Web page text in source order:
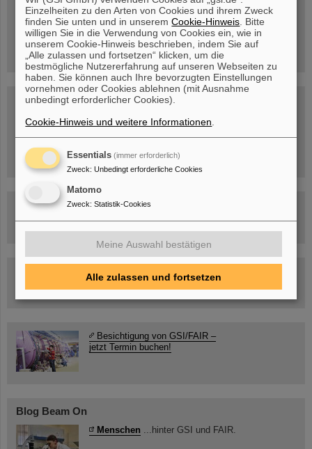
Mittwoch, 19.08.2026, 14 Uhr
Warum existiert nicht einfach nichts?
Hannah Elfner,
GSI/FAIR/Goethe-Universität
Anmeldung und weitere Informationen
SCIENCE POP-UP
12 – 17 Uhr
Ernst-Ludwig-Str. 22
Innenstadt Darmstadt
FAIR-Trailer: Der Weg der Teilchen durch die
Rundflug über die FAIR-Baustelle
Besichtigung von GSI/FAIR –
jetzt Termin buchen!
Blog Beam On
Menschen ...hinter GSI und FAIR.
Einzelheiten zu den Arten von Cookies und ihrem Zweck
finden Sie unten und in unseremCookie-Hinweis . Bitte
willigen Sie in die Verwendung von Cookies ein, wie in
unserem Cookie-Hinweis beschrieben, indem Sie auf
„Alle zulassen und fortsetzen“ klicken, um die
bestmögliche Nutzererfahrung auf unseren Webseiten zu
haben. Sie können auch Ihre bevorzugten Einstellungen
vornehmen oder Cookies ablehnen (mit Ausnahme
unbedingt erforderlicher Cookies).
Cookie-Hinweis und weitere Informationen
Essentials (immer erforderlich)
Zweck: Unbedingt erforderliche Cookies
Matomo
Zweck: Statistik-Cookies
Meine Auswahl bestätigen
Alle zulassen und fortsetzen